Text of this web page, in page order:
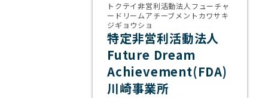
トクテイ非営利活動法人フューチャ
ードリームアチーブメントカワサキ
ジギョウショ
特定非営利活動法人
Future Dream
Achievement(FDA)
川崎事業所